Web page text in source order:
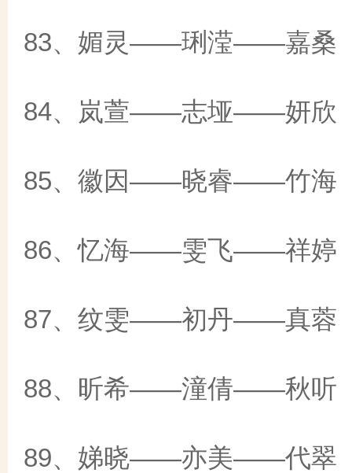
83、媚灵——琍滢——嘉桑
84、岚萱——志垭——妍欣
85、徽因——晓睿——竹海
86、忆海——雯飞——祥婷
87、纹雯——初丹——真蓉
88、昕希——潼倩——秋听
89、娣晓——亦美——代翠